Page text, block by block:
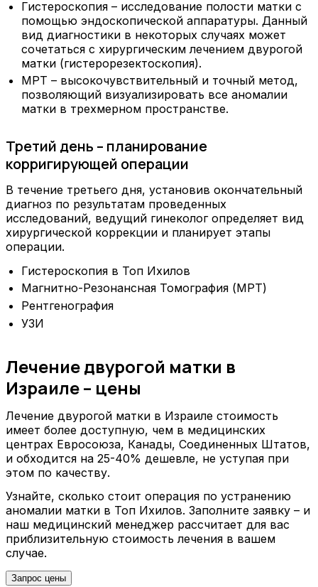
Гистероскопия – исследование полости матки с
помощью эндоскопической аппаратуры. Данный
вид диагностики в некоторых случаях может
сочетаться с хирургическим лечением двурогой
матки (гистерорезектоскопия).
МРТ – высокочувствительный и точный метод,
позволяющий визуализировать все аномалии
матки в трехмерном пространстве.
Третий день – планирование
корригирующей операции
В течение третьего дня, установив окончательный
диагноз по результатам проведенных
исследований, ведущий гинеколог определяет вид
хирургической коррекции и планирует этапы
операции.
Гистероскопия в Топ Ихилов
Магнитно-Резонансная Томография (МРТ)
Рентгенография
УЗИ
Лечение двурогой матки в
Израиле – цены
Лечение двурогой матки в Израиле стоимость
имеет более доступную, чем в медицинских
центрах Евросоюза, Канады, Соединенных Штатов,
и обходится на 25-40% дешевле, не уступая при
этом по качеству.
Узнайте, сколько стоит операция по устранению
аномалии матки в Топ Ихилов. Заполните заявку – и
наш медицинский менеджер рассчитает для вас
приблизительную стоимость лечения в вашем
случае.
Запрос цены